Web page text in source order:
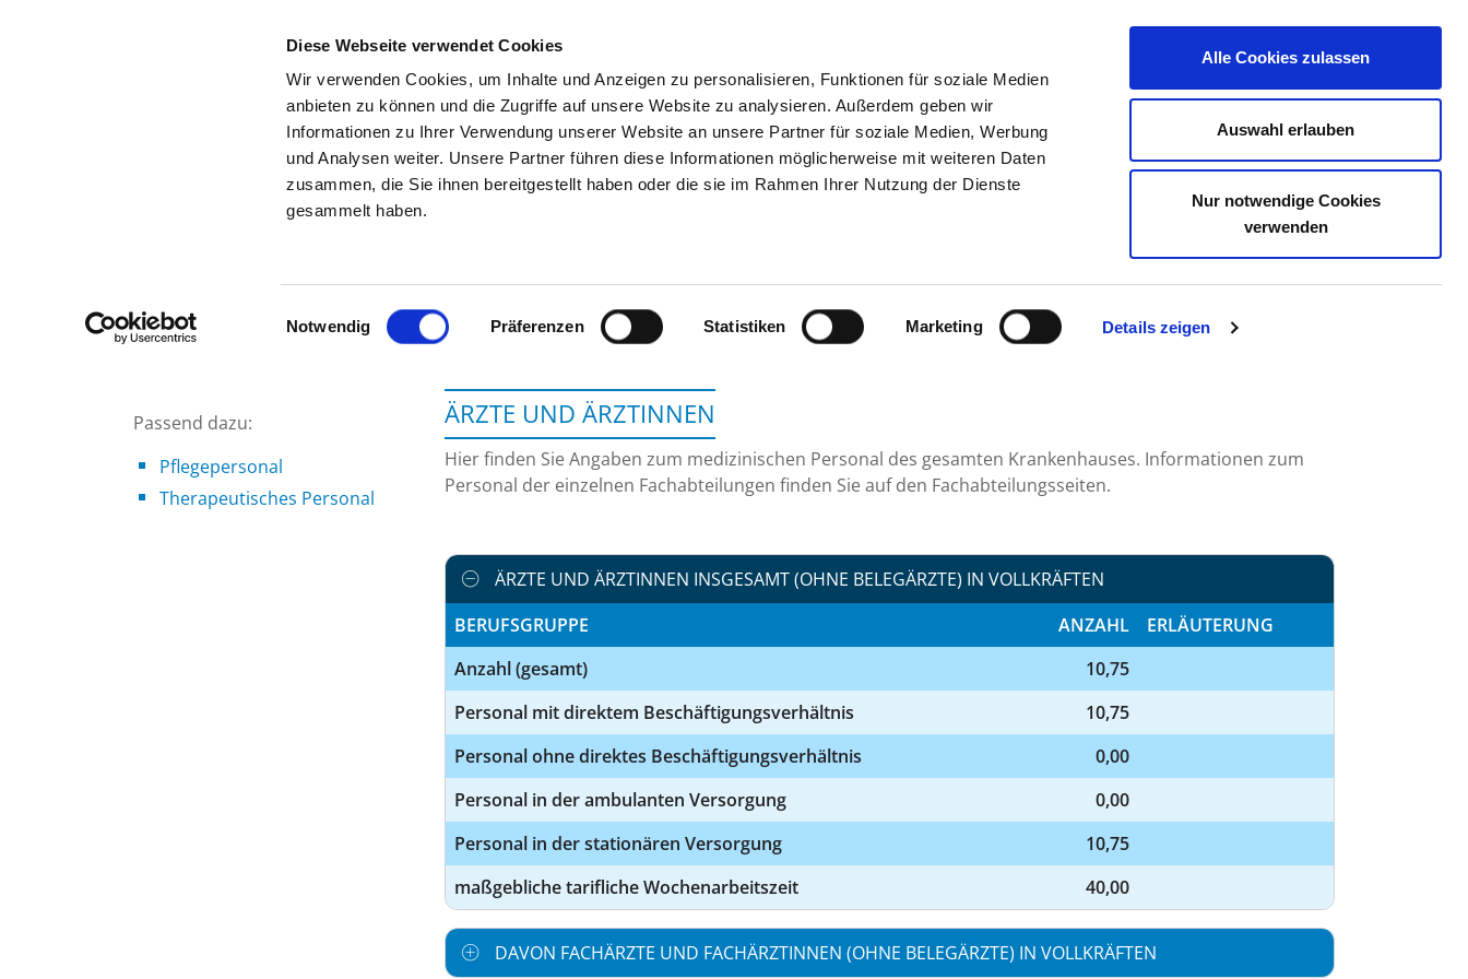
Diese Webseite verwendet Cookies
Wir verwenden Cookies, um Inhalte und Anzeigen zu personalisieren, Funktionen für soziale Medien
anbieten zu können und die Zugriffe auf unsere Website zu analysieren. Außerdem geben wir
Informationen zu Ihrer Verwendung unserer Website an unsere Partner für soziale Medien, Werbung
und Analysen weiter. Unsere Partner führen diese Informationen möglicherweise mit weiteren Daten
zusammen, die Sie ihnen bereitgestellt haben oder die sie im Rahmen Ihrer Nutzung der Dienste
gesammelt haben.
Einwilligungsauswahl
Notwendig Präferenzen Statistiken Marketing Details zeigen
Alle Cookies zulassen
Auswahl erlauben
Nur notwendige Cookies
verwenden
SUCHEN TIPPS & HILFE DAS DKV STELLENBÖRSE KONTAKT IHRE MEINUNG
Zur Krankenhaus-Startseite
SCHÖN KLINIK BERCHTESGADENER LAND SE & CO. KG -AKUT
Passend dazu:
Pflegepersonal
Therapeutisches Personal
ÄRZTE UND ÄRZTINNEN
Hier finden Sie Angaben zum medizinischen Personal des gesamten Krankenhauses. Informationen zum
Personal der einzelnen Fachabteilungen finden Sie auf den Fachabteilungsseiten.
ÄRZTE UND ÄRZTINNEN INSGESAMT (OHNE BELEGÄRZTE) IN VOLLKRÄFTEN
BERUFSGRUPPE
ANZAHL
ERLÄUTERUNG
Anzahl (gesamt)
10,75
Personal mit direktem Beschäftigungsverhältnis
10,75
Personal ohne direktes Beschäftigungsverhältnis
0,00
Personal in der ambulanten Versorgung
0,00
Personal in der stationären Versorgung
10,75
maßgebliche tarifliche Wochenarbeitszeit
40,00
DAVON FACHÄRZTE UND FACHÄRZTINNEN (OHNE BELEGÄRZTE) IN VOLLKRÄFTEN